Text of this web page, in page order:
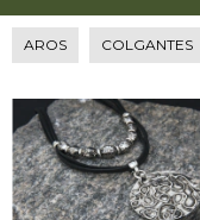
AROS COLGANTES